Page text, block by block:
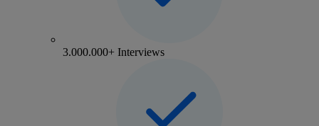
3.000.000+ Interviews